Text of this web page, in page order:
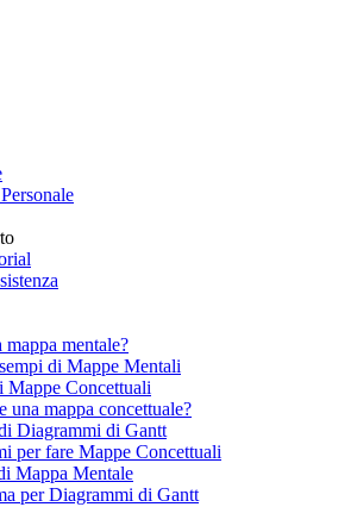
mappa mentale?
di Mappe Mentali
Mappe Concettuali
una mappa concettuale?
Diagrammi di Gantt
per fare Mappe Concettuali
Mappa Mentale
per Diagrammi di Gantt